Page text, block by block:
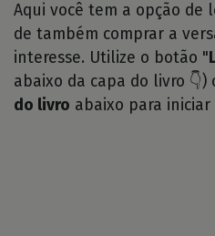
Aqui você tem a opção de
de também comprar a
interesse. Utilize o botão "
abaixo da capa do livro 👇)
do livro abaixo para